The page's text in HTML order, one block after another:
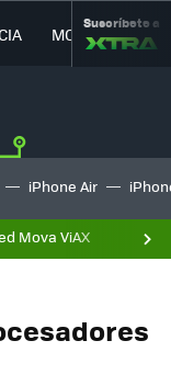
MOVILIDAD
Suscríbete a
iPhone Air
Mova ViAX